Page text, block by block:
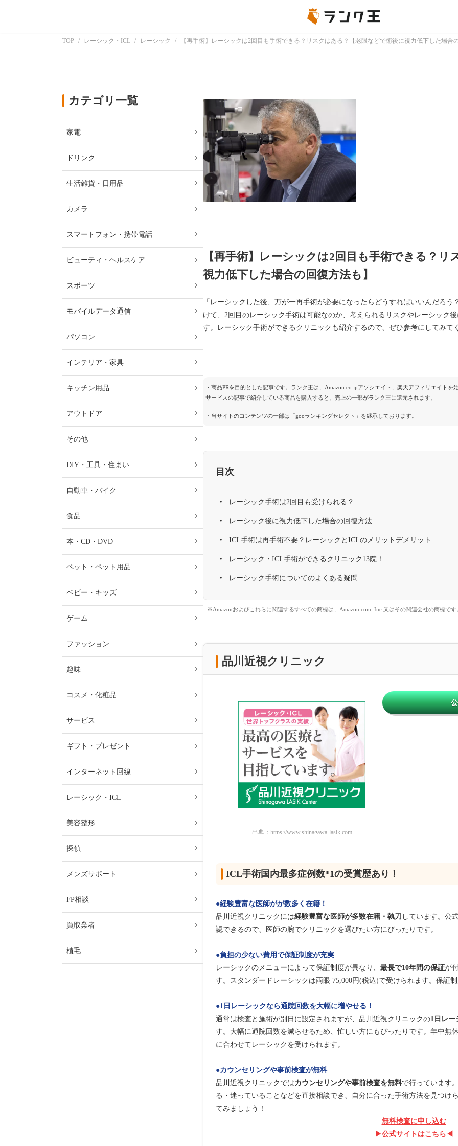
TOP レーシック・ICL レーシック 【再手術】レーシックは2回目も手術できる？リスクはある？【老眼などで術後に視力低下した場合
【再手術】レーシックは2回目も手術できる？
視力低下した場合の回復方法も】
「レーシックした後、万が一再手術が必要になったらどうすればいいんだろ
けて、2回目のレーシック手術は可能なのか、考えられるリスクやレーシック
す。レーシック手術ができるクリニックも紹介するので、ぜひ参考にしてみて
・商品PRを目的とした記事です。ランク王は、Amazon.co.jpアソシエイト、楽天アフィリエイト
サービスの記事で紹介している商品を購入すると、売上の一部がランク王に還元されます。
・当サイトのコンテンツの一部は「gooランキングセレクト」を継承しております。
目次
レーシック手術は2回目も受けられる？
レーシック後に視力低下した場合の回復方法
ICL手術は再手術不要？レーシックとICLのメリットデメリット
レーシック・ICL手術ができるクリニック13院！
レーシック手術についてのよくある疑問
※Amazonおよびこれらに関連するすべての商標は、Amazon.com, Inc.又はその関連会社の商標です
品川近視クリニック
出典： https://www.shinagawa-lasik.com
ICL手術国内最多症例数*1の受賞歴あり！
●経験豊富な医師がが数多く在籍！
品川近視クリニックには経験豊富な医師が多数在籍・執刀 しています。公
認できるので、医師の腕でクリニックを選びたい方にぴったりです。
●負担の少ない費用で保証制度が充実
レーシックのメニューによって保証制度が異なり、 最長で10年間の保証が
す。スタンダードレーシックは両眼 75,000円(税込)で受けられます。保証
●1日レーシックなら通院回数を大幅に増やせる！
通常は検査と施術が別日に設定されますが、品川近視クリニックの1日レー
す。大幅に通院回数を減らせるため、忙しい方にもぴったりです。年中無
に合わせてレーシックを受けられます。
●カウンセリングや事前検査が無料
品川近視クリニックではカウンセリングや事前検査を無料で行っています
る・迷っていることなどを直接相談でき、自分に合った手術方法を見つけ
てみましょう！
無料検査に申し込む
▶︎公式サイトはこちら◀︎
カテゴリ一覧
家電
ドリンク
生活雑貨・日用品
カメラ
スマートフォン・携帯電話
ビューティ・ヘルスケア
スポーツ
モバイルデータ通信
パソコン
インテリア・家具
キッチン用品
アウトドア
その他
DIY・工具・住まい
自動車・バイク
食品
本・CD・DVD
ペット・ペット用品
ベビー・キッズ
ゲーム
ファッション
趣味
コスメ・化粧品
サービス
ギフト・プレゼント
インターネット回線
レーシック・ICL
美容整形
探偵
メンズサポート
FP相談
買取業者
植毛